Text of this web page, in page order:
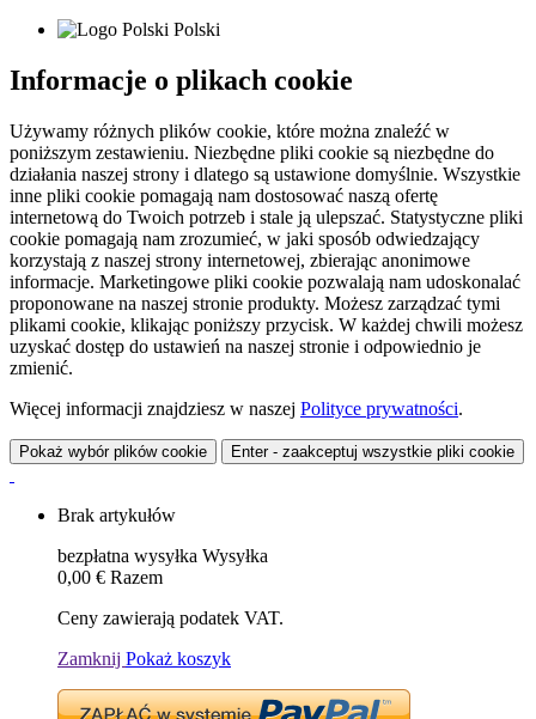
Polski
Informacje o plikach cookie
Używamy różnych plików cookie, które można znaleźć w
poniższym zestawieniu. Niezbędne pliki cookie są niezbędne do
działania naszej strony i dlatego są ustawione domyślnie. Wszystkie
inne pliki cookie pomagają nam dostosować naszą ofertę
internetową do Twoich potrzeb i stale ją ulepszać. Statystyczne pliki
cookie pomagają nam zrozumieć, w jaki sposób odwiedzający
korzystają z naszej strony internetowej, zbierając anonimowe
informacje. Marketingowe pliki cookie pozwalają nam udoskonalać
proponowane na naszej stronie produkty. Możesz zarządzać tymi
plikami cookie, klikając poniższy przycisk. W każdej chwili możesz
uzyskać dostęp do ustawień na naszej stronie i odpowiednio je
zmienić.
Więcej informacji znajdziesz w naszej Polityce prywatności.
Pokaż wybór plików cookie Enter - zaakceptuj wszystkie pliki cookie
Brak artykułów
bezpłatna wysyłka Wysyłka
0,00 € Razem
Ceny zawierają podatek VAT.
Zamknij Pokaż koszyk